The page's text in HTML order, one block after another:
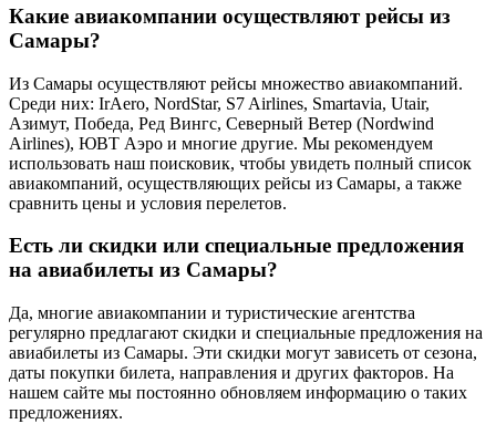
Какие авиакомпании осуществляют рейсы из
Самары?
Из Самары осуществляют рейсы множество авиакомпаний.
Среди них: IrAero, NordStar, S7 Airlines, Smartavia, Utair,
Азимут, Победа, Ред Вингс, Северный Ветер (Nordwind
Airlines), ЮВТ Аэро и многие другие. Мы рекомендуем
использовать наш поисковик, чтобы увидеть полный список
авиакомпаний, осуществляющих рейсы из Самары, а также
сравнить цены и условия перелетов.
Есть ли скидки или специальные предложения
на авиабилеты из Самары?
Да, многие авиакомпании и туристические агентства
регулярно предлагают скидки и специальные предложения на
авиабилеты из Самары. Эти скидки могут зависеть от сезона,
даты покупки билета, направления и других факторов. На
нашем сайте мы постоянно обновляем информацию о таких
предложениях.